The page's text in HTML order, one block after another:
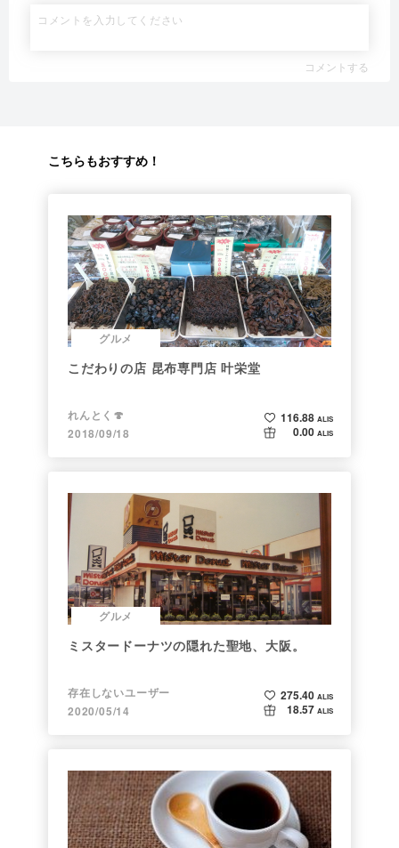
コメントする
こちらもおすすめ！
グルメ
こだわりの店 昆布専門店 叶栄堂
れんとく🍄
2018/09/18
116.88 ALIS
0.00 ALIS
グルメ
ミスタードーナツの隠れた聖地、大阪。
存在しないユーザー
2020/05/14
275.40 ALIS
18.57 ALIS